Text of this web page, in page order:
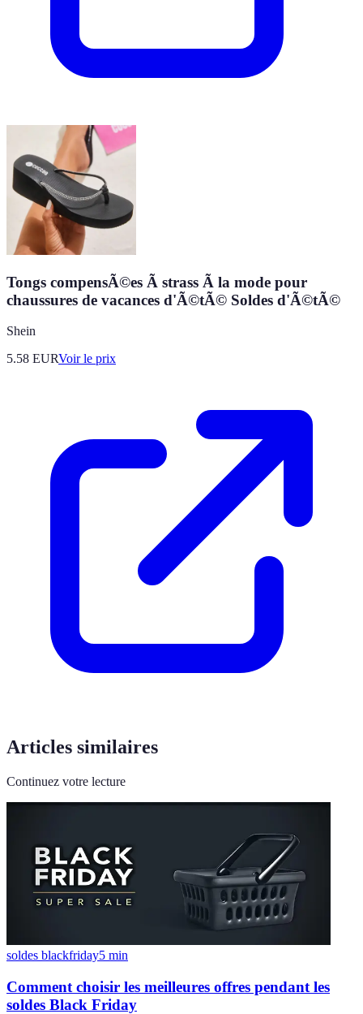
Tongs compensÃ©es Ã strass Ã la mode pour
chaussures de vacances d'Ã©tÃ© Soldes d'Ã©tÃ©
Shein
5.58 EURVoir le prix
Articles similaires
Continuez votre lecture
soldes blackfriday5 min
Comment choisir les meilleures offres pendant les
soldes Black Friday